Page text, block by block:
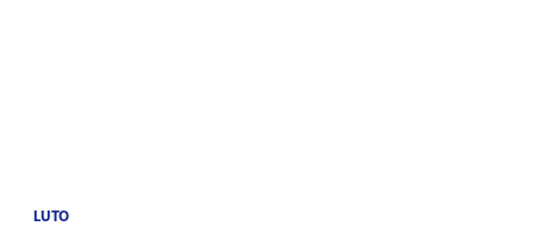
LUTO